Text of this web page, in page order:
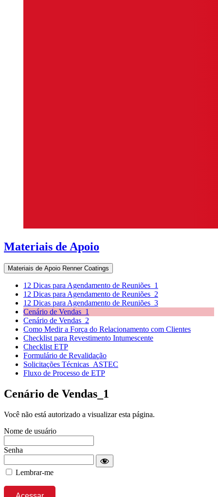
Materiais de Apoio
Materiais de Apoio Renner Coatings
12 Dicas para Agendamento de Reuniões_1
12 Dicas para Agendamento de Reuniões_2
12 Dicas para Agendamento de Reuniões_3
Cenário de Vendas_1
Cenário de Vendas_2
Como Medir a Força do Relacionamento com Clientes
Checklist para Revestimento Intumescente
Checklist ETP
Formulário de Revalidação
Solicitações Técnicas_ASTEC
Fluxo de Processo de ETP
Cenário de Vendas_1
Você não está autorizado a visualizar esta página.
Nome de usuário
Senha
Lembrar-me